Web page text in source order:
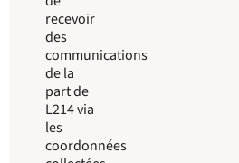
recevoir
des
communications
de la
part de
L214 via
les
coordonnées